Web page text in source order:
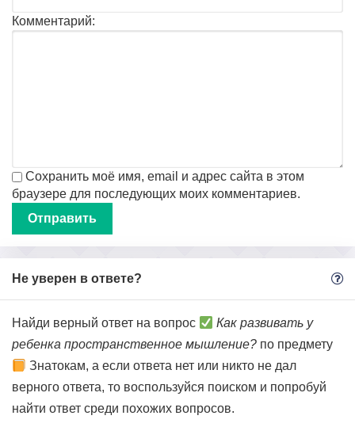
Комментарий:
Сохранить моё имя, email и адрес сайта в этом
браузере для последующих моих комментариев.
Не уверен в ответе?
Найди верный ответ на вопрос
Как развивать у
ребенка пространственное мышление? по предмету
Знатокам, а если ответа нет или никто не дал
верного ответа, то воспользуйся поиском и попробуй
найти ответ среди похожих вопросов.